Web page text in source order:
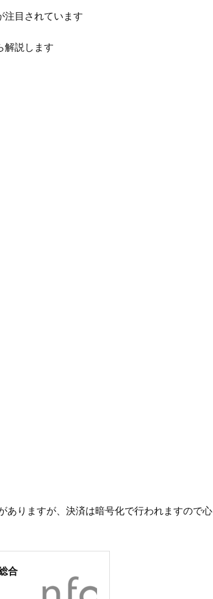
注目されています
解説します
ありますが、決済は暗号化で行われますので心
合